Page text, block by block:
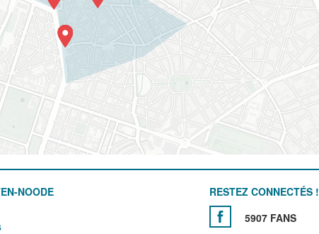
NOODE
RESTEZ CONNECTÉS !
5907 FANS